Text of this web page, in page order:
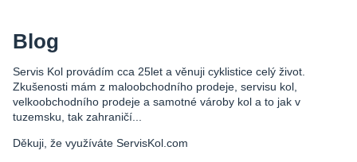
Blog
Servis Kol provádím cca 25let a věnuji cyklistice celý život.
Zkušenosti mám z maloobchodního prodeje, servisu kol,
velkoobchodního prodeje a samotné vároby kol a to jak v
tuzemsku, tak zahraničí...
Děkuji, že využíváte ServisKol.com